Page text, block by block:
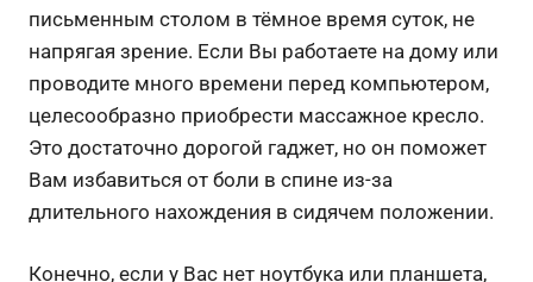
письменным столом в тёмное время суток, не
напрягая зрение. Если Вы работаете на дому или
проводите много времени перед компьютером,
целесообразно приобрести массажное кресло.
Это достаточно дорогой гаджет, но он поможет
Вам избавиться от боли в спине из-за
длительного нахождения в сидячем положении.
Конечно, если у Вас нет ноутбука или планшета,